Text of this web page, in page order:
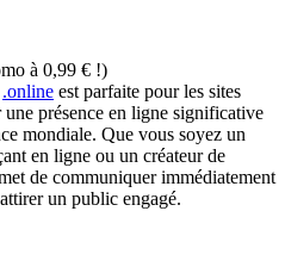
à 0,99 € !)
.online est parfaite pour les sites
présence en ligne significative
mondiale. Que vous soyez un
en ligne ou un créateur de
de communiquer immédiatement
un public engagé.